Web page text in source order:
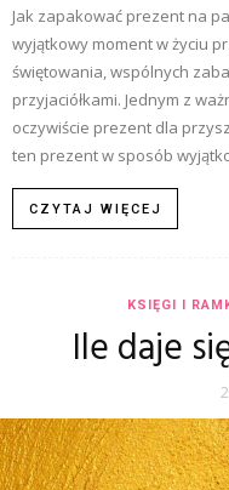
Jak zapakować prezent na
wyjątkowy moment w życiu
świętowania, wspólnych
przyjaciółkami. Jednym z
oczywiście prezent dla
ten prezent w sposób
CZYTAJ WIĘCEJ
KSIĘGI I
Ile daje